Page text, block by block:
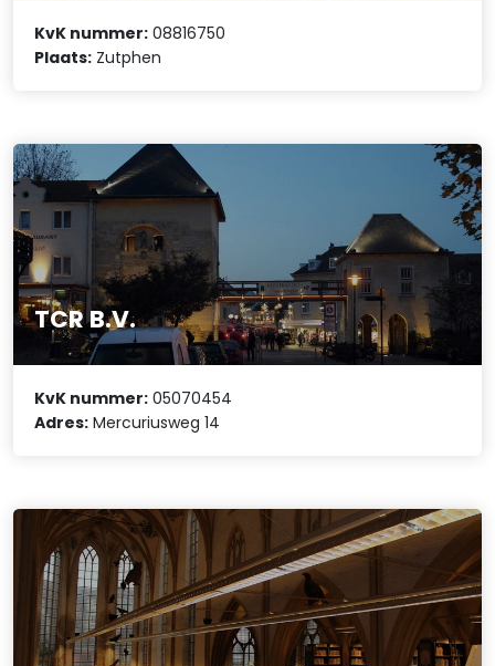
KvK nummer: 08816750
Plaats: Zutphen
TCR B.V.
KvK nummer: 05070454
Adres: Mercuriusweg 14